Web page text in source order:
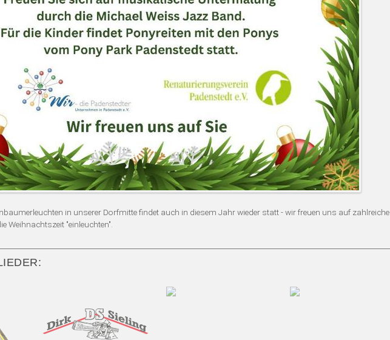
in unserer Dorfmitte findet auch in diesem Jahr wieder statt - wir freuen uns auf zahlreiche
Weihnachtszeit "einleuchten".